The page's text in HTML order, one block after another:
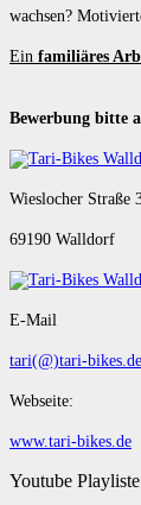
wachsen?
Ein familiäres
Bewerbung bitte
Wieslocher Straße
69190 Walldorf
E-Mail
tari(@)tari-bikes.de
Webseite:
www.tari-bikes.de
Youtube